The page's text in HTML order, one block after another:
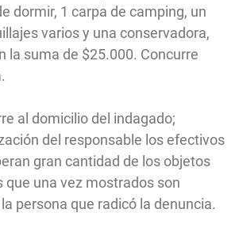
dormir, 1 carpa de camping, un
varios y una conservadora,
la suma de $25.000. Concurre
al domicilio del indagado;
del responsable los efectivos
gran cantidad de los objetos
que una vez mostrados son
persona que radicó la denuncia.